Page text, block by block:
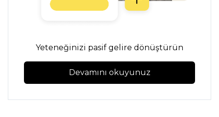
Yeteneğinizi pasif gelire dönüştürün
Devamını okuyunuz